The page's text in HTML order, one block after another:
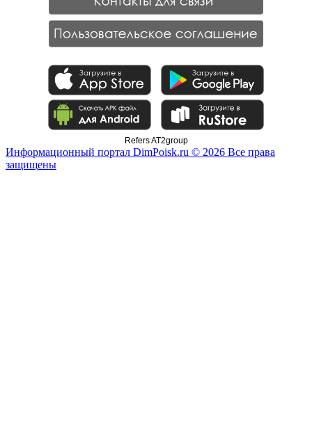
Refers AT2group
Информационный портал DimPoisk.ru © 2026 Все права
защищены